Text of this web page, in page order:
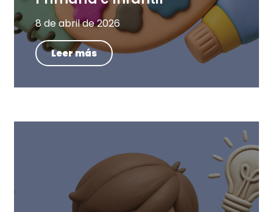
8 de abril de 2026
Leer más